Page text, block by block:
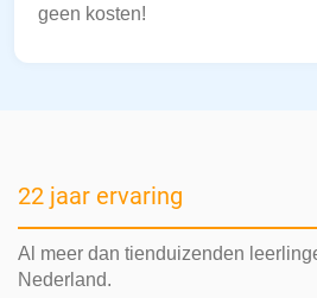
geen kosten!
22 jaar ervaring
Al meer dan tienduizenden
Nederland.